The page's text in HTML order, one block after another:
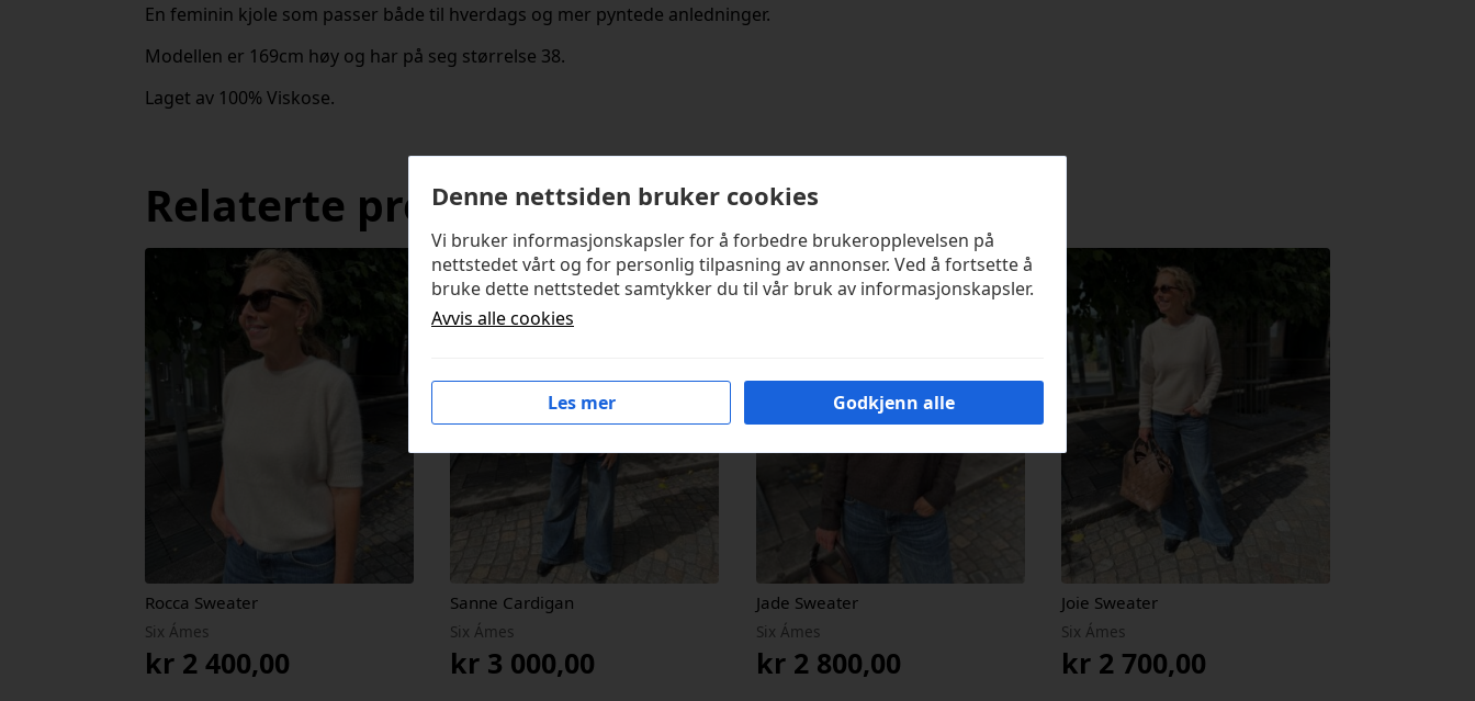
En feminin kjole som passer både til hverdags og mer pyntede anledninger.
Modellen er 169cm høy og har på seg størrelse 38.
Laget av 100% Viskose.
Relaterte produkter
Rocca Sweater
Six Ámes
kr 2 400,00
Sanne Cardigan
Six Ámes
kr 3 000,00
Jade Sweater
Six Ámes
kr2 800,00
Joie Sweater
Six Ámes
kr 2 700,00
Denne nettsiden bruker cookies
Vi bruker informasjonskapsler for å forbedre brukeropplevelsen på
nettstedet vårt og for personlig tilpasning av annonser. Ved å fortsette å
bruke dette nettstedet samtykker du til vår bruk av informasjonskapsler.
Avvis alle cookies
Les mer Godkjenn alle